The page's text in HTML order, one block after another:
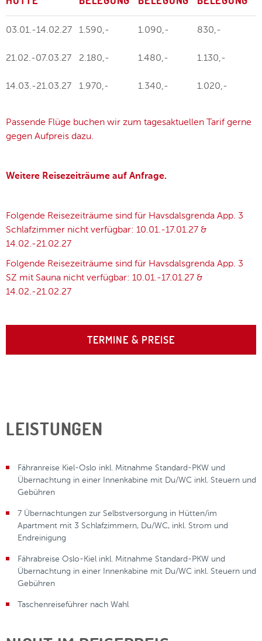
03.01.-14.02.27 1.590,- 1.090,- 830,-
21.02.-07.03.27 2.180,- 1.480,- 1.130,-
14.03.-21.03.27 1.970,- 1.340,- 1.020,-
Passende Flüge buchen wir zum tagesaktuellen Tarif gerne
gegen Aufpreis dazu.
Weitere Reisezeiträume auf Anfrage.
Folgende Reisezeiträume sind für Havsdalsgrenda App. 3
Schlafzimmer nicht verfügbar: 10.01.-17.01.27 &
14.02.-21.02.27
Folgende Reisezeiträume sind für Havsdalsgrenda App. 3
SZ mit Sauna nicht verfügbar: 10.01.-17.01.27 &
14.02.-21.02.27
TERMINE & PREISE
LEISTUNGEN
Fähranreise Kiel-Oslo inkl. Mitnahme Standard-PKW und
Übernachtung in einer Innenkabine mit Du/WC inkl. Steuern und
Gebühren
7 Übernachtungen zur Selbstversorgung in Hütten/im
Apartment mit 3 Schlafzimmern, Du/WC, inkl. Strom und
Endreinigung
Fährabreise Oslo-Kiel inkl. Mitnahme Standard-PKW und
Übernachtung in einer Innenkabine mit Du/WC inkl. Steuern und
Gebühren
Taschenreiseführer nach Wahl